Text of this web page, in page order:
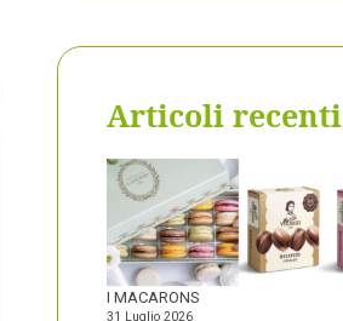
Articoli recenti
I MACARONS
31 Luglio 2026